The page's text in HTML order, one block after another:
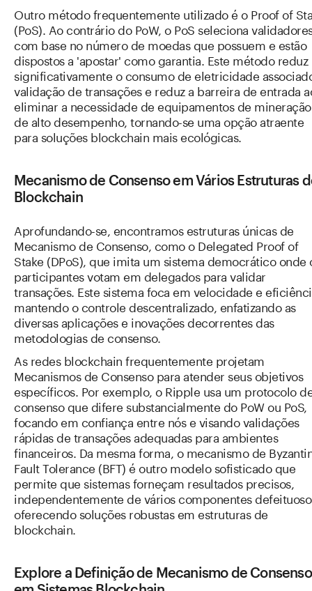
Outro método frequentemente utilizado é o Proof of
(PoS). Ao contrário do PoW, o PoS seleciona
com base no número de moedas que possuem e estão
dispostos a 'apostar' como garantia. Este método reduz
significativamente o consumo de eletricidade
validação de transações e reduz a barreira de entrada
eliminar a necessidade de equipamentos de mineração
de alto desempenho, tornando-se uma opção atraente
para soluções blockchain mais ecológicas.
Mecanismo de Consenso em Vários Estruturas
Blockchain
Aprofundando-se, encontramos estruturas únicas de
Mecanismo de Consenso, como o Delegated Proof of
Stake (DPoS), que imita um sistema democrático onde
participantes votam em delegados para validar
transações. Este sistema foca em velocidade e
mantendo o controle descentralizado, enfatizando as
diversas aplicações e inovações decorrentes das
metodologias de consenso.
As redes blockchain frequentemente projetam
Mecanismos de Consenso para atender seus objetivos
específicos. Por exemplo, o Ripple usa um protocolo
consenso que difere substancialmente do PoW ou PoS,
focando em confiança entre nós e visando validações
rápidas de transações adequadas para ambientes
financeiros. Da mesma forma, o mecanismo de
Fault Tolerance (BFT) é outro modelo sofisticado que
permite que sistemas forneçam resultados precisos,
independentemente de vários componentes
oferecendo soluções robustas em estruturas de
blockchain.
Explore a Definição de Mecanismo de Consenso